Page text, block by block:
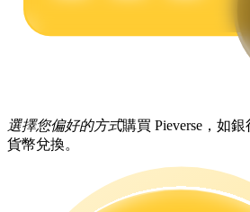
選擇您偏好的方式購買 Pieverse，如
貨幣兌換。